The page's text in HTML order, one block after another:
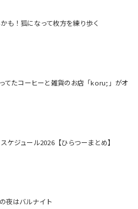
も！狐になって枚方を練り歩く
てたコーヒーと雑貨のお店「koru;」がオ
ケジュール2026【ひらつーまとめ】
夜はバルナイト